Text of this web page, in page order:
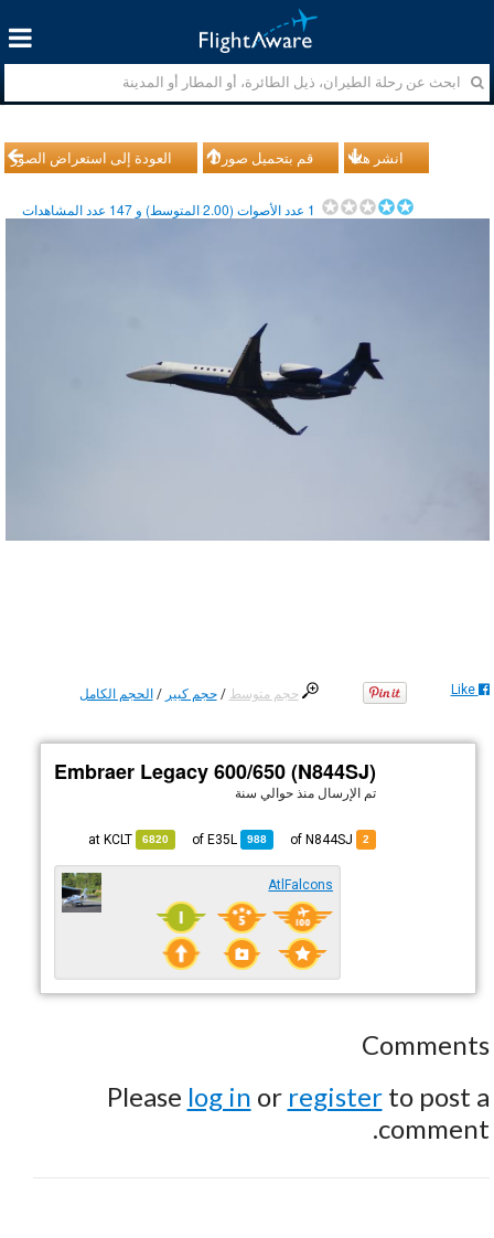
العودة إلى استعراض الصور قم بتحميل صورك انشر هذا
1 عدد الأصوات (2.00المتوسط) و 147 عدد المشاهدات
حجم متوسط /حجم كبير /الحجم الكامل Like
Embraer Legacy 600/650 (N844SJ)
تم الإرسال منذ حوالي سنة
2
988
E35L
6820
KCLT
AtlFalcons
Comments
Please log in or registerto post a
comment.